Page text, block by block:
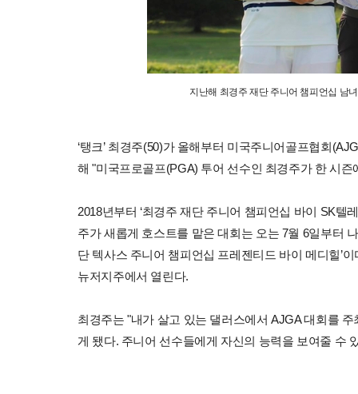
지난해 최경주 재단 주니어 챔피언십 남
‘탱크’ 최경주(50)가 올해부터 미국주니어골프협회
해 "미국프로골프(PGA) 투어 선수인 최경주가 한 시
2018년부터 ‘최경주 재단 주니어 챔피언십 바이 SK텔
주가 새롭게 호스트를 맡은 대회는 오는 7월 6일부터
단 텍사스 주니어 챔피언십 프레젠티드 바이 메디힐’
뉴저지주에서 열린다.
최경주는 "내가 살고 있는 댈러스에서 AJGA 대회를
게 됐다. 주니어 선수들에게 자신의 능력을 보여줄 수